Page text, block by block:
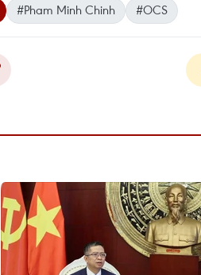
#Pham Minh Chinh #OCS